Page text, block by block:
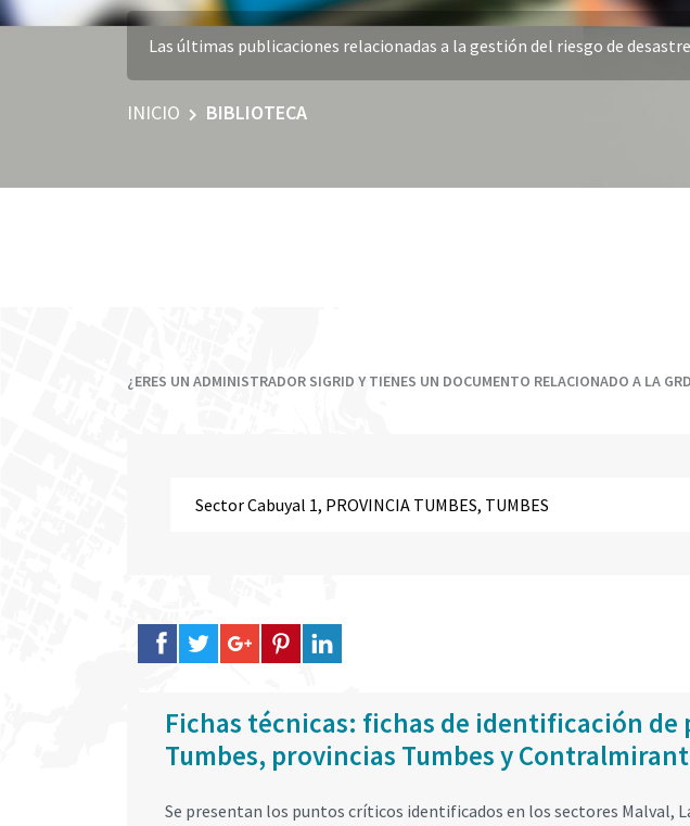
Las últimas publicaciones relacionadas a la gestión del riesgo de
INICIO BIBLIOTECA
¿ERES UN ADMINISTRADOR SIGRID Y TIENES UN DOCUMENTO RELACIONADO A LA
Fichas técnicas: fichas de identificación
Tumbes, provincias Tumbes y
Se presentan los puntos críticos identificados en los sectores Malval,